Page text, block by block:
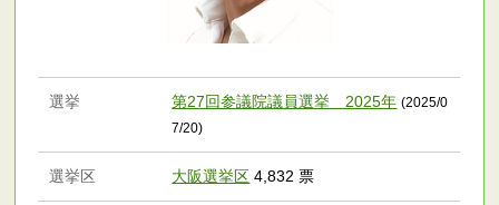
選挙 第27回参議院議員選挙 2025年 (2025/0
7/20)
選挙区 大阪選挙区 4,832 票